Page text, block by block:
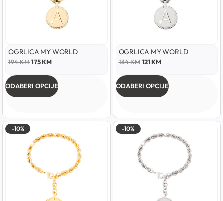
OGRLICA MY WORLD
194KM175KM
ODABERI OPCIJE
OGRLICA MY WORLD
134KM 121KM
ODABERI OPCIJE
-10% -10%